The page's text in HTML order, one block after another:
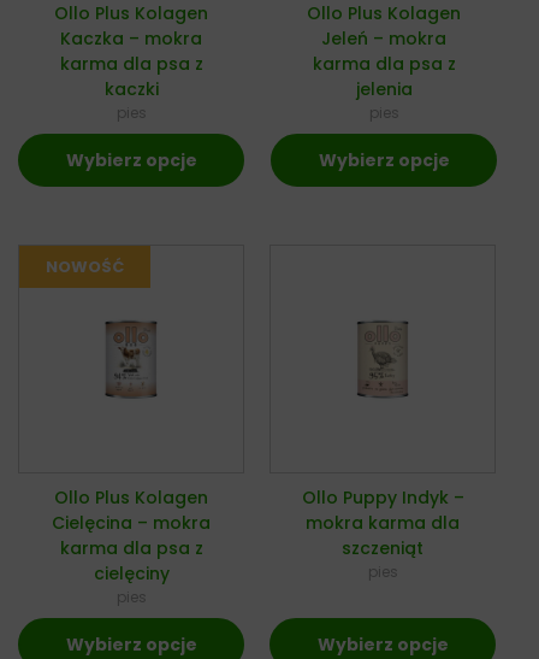
Ollo Plus Kolagen
Kaczka – mokra
karma dla psa z
kaczki
pies
Wybierz opcje
Ollo Plus Kolagen
Jeleń – mokra
karma dla psa z
jelenia
pies
Wybierz opcje
Ollo Plus Kolagen
Cielęcina – mokra
karma dla psa z
cielęciny
pies
Wybierz opcje
Ollo Puppy Indyk –
mokra karma dla
szczeniąt
pies
Wybierz opcje